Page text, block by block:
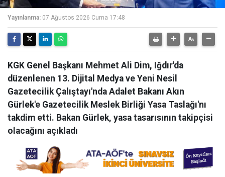
Yayınlanma: 07 Ağustos 2026 Cuma 17:48
KGK Genel Başkanı Mehmet Ali Dim, Iğdır'da
düzenlenen 13. Dijital Medya ve Yeni Nesil
Gazetecilik Çalıştayı'nda Adalet Bakanı Akın
Gürlek'e Gazetecilik Meslek Birliği Yasa Taslağı'nı
takdim etti. Bakan Gürlek, yasa tasarısının takipçisi
olacağını açıkladı